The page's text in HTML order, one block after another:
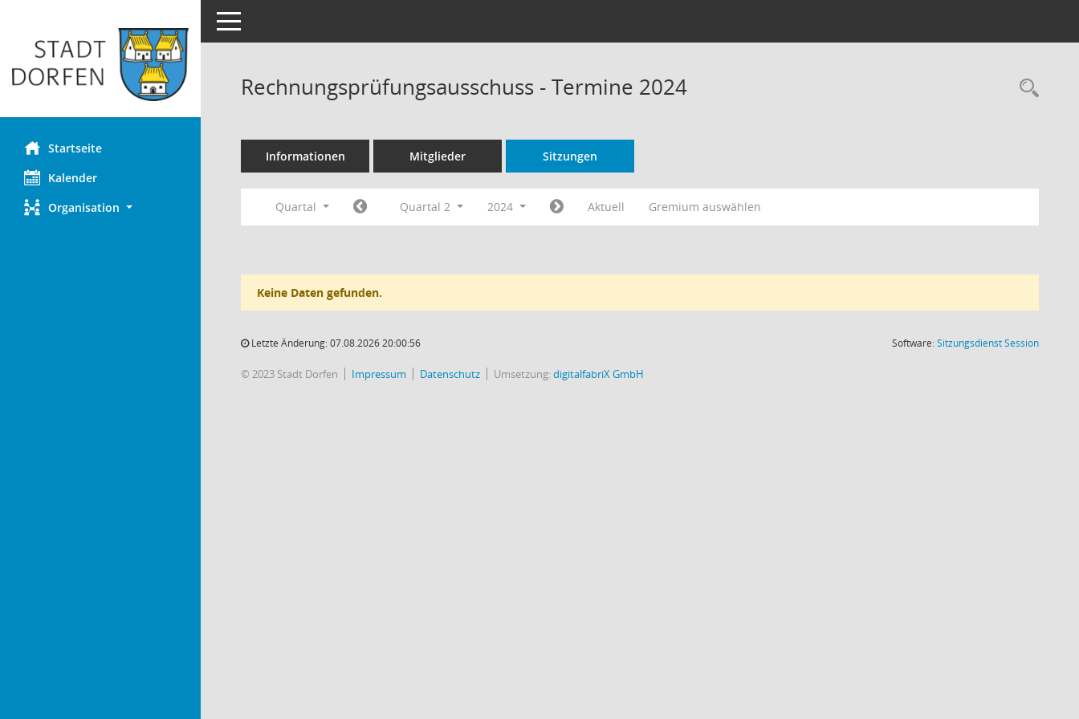
Startseite
Kalender
Organisation
Toggle navigation
Rechnungsprüfungsausschuss - Termine 2024
Informationen Mitglieder Sitzungen
Quartal Quartal 2 2024 Aktuell Gremium auswählen
Keine Daten gefunden.
Letzte Änderung: 07.08.2026 20:00:56 Software:SitzungsdienstSession(Wird in
© 2023 Stadt Dorfen Impressum Datenschutz Umsetzung:digitalfabriX GmbH